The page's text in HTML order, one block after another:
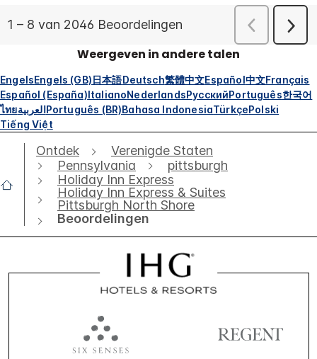
Weergeven in andere talen
EngelsEngels (GB)日本語Deutsch繁體中文Español中文Français
Español (España)ItalianoNederlandsРусскийPortuguês한국어
ไทยالعربيةPortuguês (BR)Bahasa IndonesiaTürkçePolski
Tiếng Việt
Ontdek
Verenigde Staten
Pennsylvania
pittsburgh
Holiday Inn Express
Holiday Inn Express & Suites
Pittsburgh North Shore
Beoordelingen